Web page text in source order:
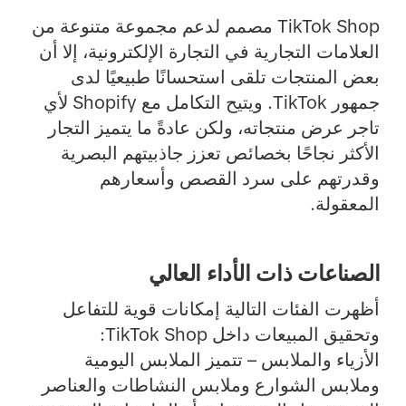
TikTok Shop مصمم لدعم مجموعة متنوعة من
العلامات التجارية في التجارة الإلكترونية، إلا أن
بعض المنتجات تلقى استحسانًا طبيعيًا لدى
جمهور TikTok. ويتيح التكامل مع Shopify لأي
تاجر عرض منتجاته، ولكن عادةً ما يتميز التجار
الأكثر نجاحًا بخصائص تعزز جاذبيتهم البصرية
وقدرتهم على سرد القصص وأسعارهم
المعقولة.
الصناعات ذات الأداء العالي
أظهرت الفئات التالية إمكانات قوية للتفاعل
وتحقيق المبيعات داخل TikTok Shop:
الأزياء والملابس – تتميز الملابس اليومية
وملابس الشوارع وملابس النشاطات والعناصر